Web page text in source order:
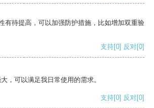
有待提高，可以加强防护措施，比如增加双重验
支持[0] 反对[0]
，可以满足我日常使用的需求。
支持[0] 反对[0]